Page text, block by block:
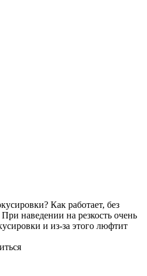
Как работает, без
наведении на резкость очень
и из-за этого люфтит